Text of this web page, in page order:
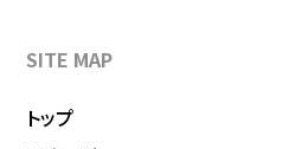
SITE MAP
トップ